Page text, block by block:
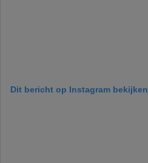
Dit bericht op Instagram bekijken